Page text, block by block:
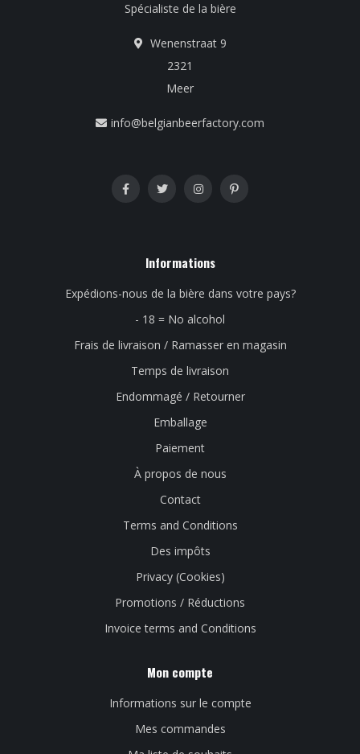
Spécialiste de la bière
Wenenstraat 9
2321
Meer
info@belgianbeerfactory.com
Informations
Expédions-nous de la bière dans votre pays?
- 18 = No alcohol
Frais de livraison / Ramasser en magasin
Temps de livraison
Endommagé / Retourner
Emballage
Paiement
À propos de nous
Contact
Terms and Conditions
Des impôts
Privacy (Cookies)
Promotions / Réductions
Invoice terms and Conditions
Mon compte
Informations sur le compte
Mes commandes